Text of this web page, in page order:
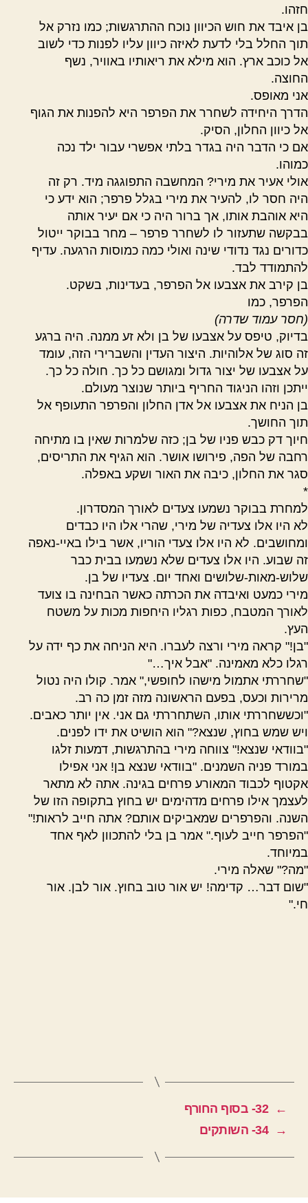
חזהו.
בן איבד את חוש הכיוון נוכח ההתרגשות; כמו נזרק אל
תוך החלל בלי לדעת לאיזה כיוון עליו לפנות כדי לשוב
אל כוכב ארץ. הוא מילא את ריאותיו באוויר, נשף
החוצה.
אני מאופס.
הדרך היחידה לשחרר את הפרפר היא להפנות את הגוף
אל כיוון החלון, הסיק.
אם כי הדבר היה בגדר בלתי אפשרי עבור ילד נכה
כמוהו.
אולי אעיר את מירי? המחשבה התפוגגה מיד. רק זה
היה חסר לו, להעיר את מירי בגלל פרפר; הוא ידע כי
היא אוהבת אותו, אך ברור היה כי אם יעיר אותה
בבקשה שתעזור לו לשחרר פרפר – מחר בבוקר ייטול
כדורים נגד נדודי שינה ואולי כמה כמוסות הרגעה. עדיף
להתמודד לבד.
בן קירב את אצבעו אל הפרפר, בעדינות, בשקט.
הפרפר, כמו
(חסר עמוד שדרה)
בדיוק, טיפס על אצבעו של בן ולא זע ממנה. היה ברגע
זה סוג של אלוהיות. היצור העדין והשברירי הזה, עומד
על אצבעו של יצור גדול ומגושם כל כך. חולה כל כך.
ייתכן וזהו הניגוד החריף ביותר שנוצר מעולם.
בן הניח את אצבעו אל אדן החלון והפרפר התעופף אל
תוך החושך.
חיוך דק כבש פניו של בן; כזה שלמרות שאין בו מתיחה
רחבה של הפה, פירושו אושר. הוא הגיף את התריסים,
סגר את החלון, כיבה את האור ושקע באפלה.
*
למחרת בבוקר נשמעו צעדים לאורך המסדרון.
לא היו אלו צעדיה של מירי, שהרי אלו היו כבדים
ומחושבים. לא היו אלו צעדי הוריו, אשר בילו באיי-נאפה
זה שבוע. היו אלו צעדים שלא נשמעו בבית כבר
שלוש-מאות-שלושים ואחד יום. צעדיו של בן.
מירי כמעט ואיבדה את הכרתה כאשר הבחינה בו צועד
לאורך המטבח, כפות רגליו היחפות מכות על משטח
העץ.
"בן!" קראה מירי ורצה לעברו. היא הניחה את כף ידה על
רגלו כלא מאמינה. "אבל איך…"
"שחררתי אתמול מישהו לחופשי," אמר. קולו היה נטול
מרירות וכעס, בפעם הראשונה מזה זמן כה רב.
"וכששחררתי אותו, השתחררתי גם אני. אין יותר כאבים.
ויש שמש בחוץ, שנצא?" הוא הושיט את ידו לפנים.
"בוודאי שנצא!" צווחה מירי בהתרגשות, דמעות זלגו
במורד פניה השמנים. "בוודאי שנצא בן! אני אפילו
אקטוף לכבוד המאורע פרחים בגינה. אתה לא מתאר
לעצמך אילו פרחים מדהימים יש בחוץ בתקופה הזו של
השנה. והפרפרים שמאביקים אותם? אתה חייב לראות!"
"הפרפר חייב לעוף." אמר בן בלי להתכוון לאף אחד
במיוחד.
"מה?" שאלה מירי.
"שום דבר… קדימה! יש אור טוב בחוץ. אור לבן. אור
חי."
←
32- בסוף החורף
→
34- השותקים